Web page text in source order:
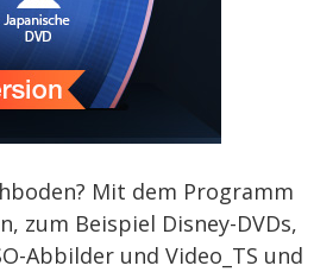
Mit dem Programm
zum Beispiel Disney-DVDs,
Abbilder und Video_TS und